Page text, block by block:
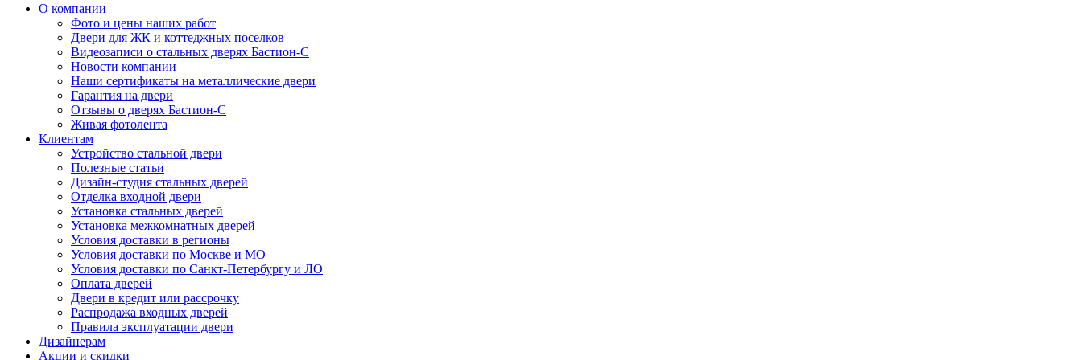
О компании
Фото и цены наших работ
Двери для ЖК и коттеджных поселков
Видеозаписи о стальных дверях Бастион-С
Новости компании
Наши сертификаты на металлические двери
Гарантия на двери
Отзывы о дверях Бастион-С
Живая фотолента
Клиентам
Устройство стальной двери
Полезные статьи
Дизайн-студия стальных дверей
Отделка входной двери
Установка стальных дверей
Установка межкомнатных дверей
Условия доставки в регионы
Условия доставки по Москве и МО
Условия доставки по Санкт-Петербургу и ЛО
Оплата дверей
Двери в кредит или рассрочку
Распродажа входных дверей
Правила эксплуатации двери
Дизайнерам
Акции и скидки